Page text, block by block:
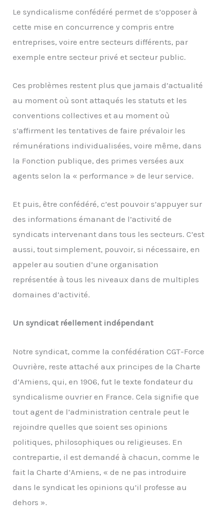
Le syndicalisme confédéré permet de s’opposer à
cette mise en concurrence y compris entre
entreprises, voire entre secteurs différents, par
exemple entre secteur privé et secteur public.
Ces problèmes restent plus que jamais d’actualité
au moment où sont attaqués les statuts et les
conventions collectives et au moment où
s’affirment les tentatives de faire prévaloir les
rémunérations individualisées, voire même, dans
la Fonction publique, des primes versées aux
agents selon la « performance » de leur service.
Et puis, être confédéré, c’est pouvoir s’appuyer sur
des informations émanant de l’activité de
syndicats intervenant dans tous les secteurs. C’est
aussi, tout simplement, pouvoir, si nécessaire, en
appeler au soutien d’une organisation
représentée à tous les niveaux dans de multiples
domaines d’activité.
Un syndicat réellement indépendant
Notre syndicat, comme la confédération CGT-Force
Ouvrière, reste attaché aux principes de la Charte
d’Amiens, qui, en 1906, fut le texte fondateur du
syndicalisme ouvrier en France. Cela signifie que
tout agent de l’administration centrale peut le
rejoindre quelles que soient ses opinions
politiques, philosophiques ou religieuses. En
contrepartie, il est demandé à chacun, comme le
fait la Charte d’Amiens, « de ne pas introduire
dans le syndicat les opinions qu’il professe au
dehors ».